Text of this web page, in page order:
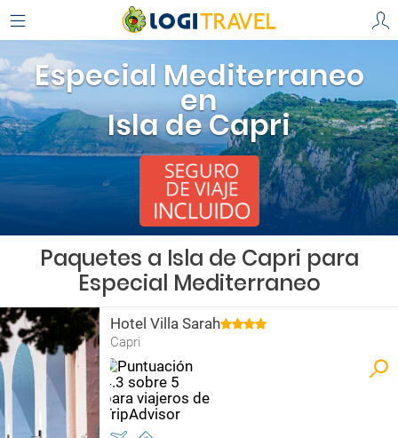
Especial Mediterraneo
en
Isla de Capri
Paquetes a Isla de Capri para
Especial Mediterraneo
Hotel Villa Sarah
Capri